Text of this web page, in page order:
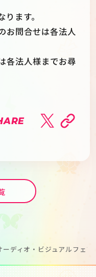
ます。
お問合せは各法人
各法人様までお尋
ディオ・ビジュアルフェア